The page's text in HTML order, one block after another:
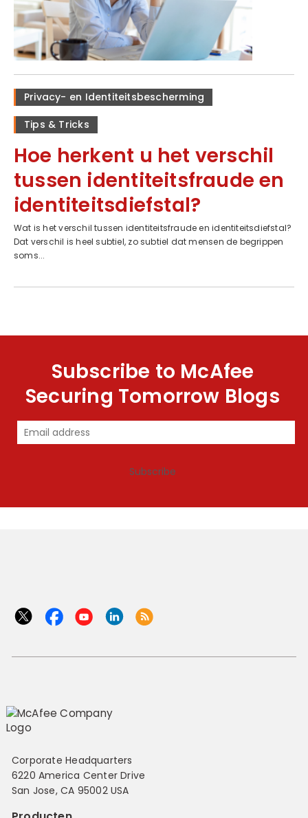
Privacy- en Identiteitsbescherming
Tips & Tricks
Hoe herkent u het verschil
tussen identiteitsfraude en
identiteitsdiefstal?
Wat is het verschil tussen identiteitsfraude en identiteitsdiefstal?
Dat verschil is heel subtiel, zo subtiel dat mensen de begrippen
soms...
Subscribe to McAfee
Securing Tomorrow Blogs
Subscribe
Corporate Headquarters
6220 America Center Drive
San Jose, CA 95002 USA